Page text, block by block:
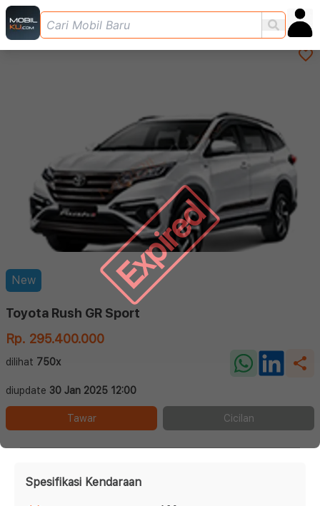
Expired
New
Toyota Rush GR Sport
Rp. 295.400.000
dilihat 750x
diupdate 30 Jan 2025 12:00
Tawar Cicilan
Spesifikasi Kendaraan